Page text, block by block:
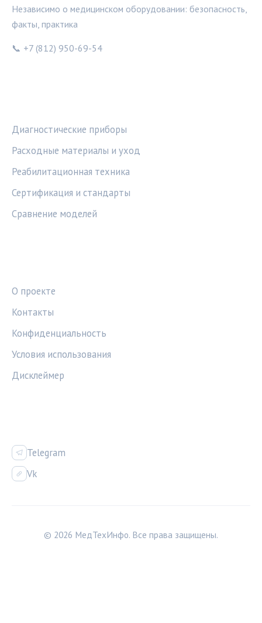
Независимо о медицинском оборудовании: безопасность,
факты, практика
📞 +7 (812) 950-69-54
Диагностические приборы
Расходные материалы и уход
Реабилитационная техника
Сертификация и стандарты
Сравнение моделей
О проекте
Контакты
Конфиденциальность
Условия использования
Дисклеймер
Telegram
Vk
© 2026 МедТехИнфо. Все права защищены.